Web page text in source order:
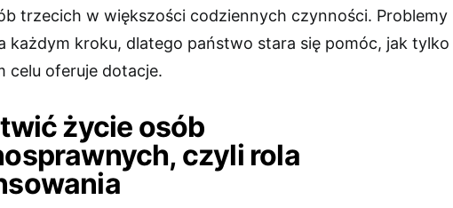
trzecich w większości codziennych czynności. Problemy
każdym kroku, dlatego państwo stara się pomóc, jak tylko
celu oferuje dotacje.
życie osób
czyli rola